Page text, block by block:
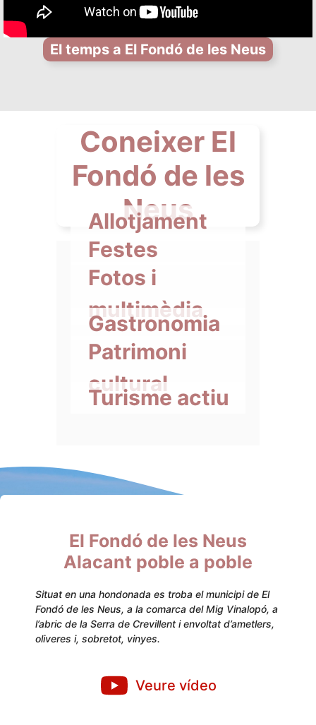
El temps a El Fondó de les Neus
Coneixer El
Fondó de les
Neus
Allotjament
Festes
Fotos i
multimèdia
Gastronomia
Patrimoni
cultural
Turisme actiu
El Fondó de les Neus
Alacant poble a poble
Situat en una hondonada es troba el municipi de El
Fondó de les Neus, a la comarca del Mig Vinalopó, a
l’abric de la Serra de Crevillent i envoltat d’ametlers,
oliveres i, sobretot, vinyes.
Veure vídeo